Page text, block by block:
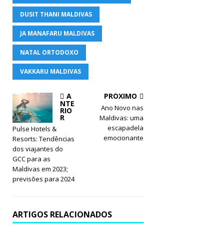
DUSIT THANI MALDIVAS
JA MANAFARU MALDIVAS
NATAL ORTODOXO
VAKKARU MALDIVAS
A
NTE
RIO
R
Pulse Hotels &
Resorts: Tendências
dos viajantes do
GCC para as
Maldivas em 2023;
previsões para 2024
PRÓXIMO
Ano Novo nas
Maldivas: uma
escapadela
emocionante
ARTIGOS RELACIONADOS